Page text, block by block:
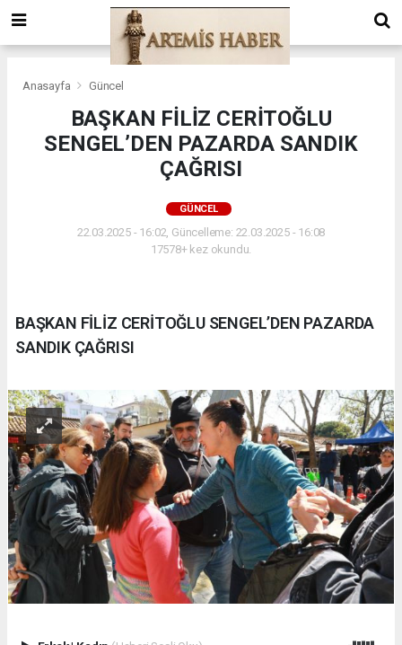
Anasayfa Güncel
BAŞKAN FİLİZ CERİTOĞLU
SENGEL’DEN PAZARDA SANDIK
ÇAĞRISI
GÜNCEL
22.03.2025 - 16:02, Güncelleme: 22.03.2025 - 16:08
17578+ kez okundu.
BAŞKAN FİLİZ CERİTOĞLU SENGEL’DEN PAZARDA
SANDIK ÇAĞRISI